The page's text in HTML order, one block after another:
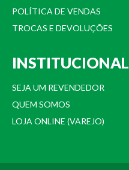
POLÍTICA DE VENDAS
TROCAS E DEVOLUÇÕES
INSTITUCIONAL
SEJA UM REVENDEDOR
QUEM SOMOS
LOJA ONLINE (VAREJO)